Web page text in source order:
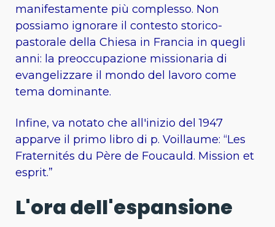
manifestamente più complesso. Non
possiamo ignorare il contesto storico-
pastorale della Chiesa in Francia in quegli
anni: la preoccupazione missionaria di
evangelizzare il mondo del lavoro come
tema dominante.
Infine, va notato che all'inizio del 1947
apparve il primo libro di p. Voillaume: “Les
Fraternités du Père de Foucauld. Mission et
esprit.”
L'ora dell'espansione